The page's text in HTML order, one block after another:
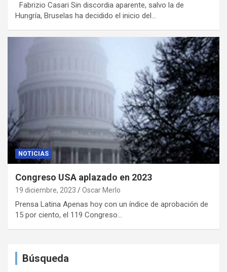
Fabrizio Casari Sin discordia aparente, salvo la de
Hungría, Bruselas ha decidido el inicio del…
NOTICIAS
Congreso USA aplazado en 2023
19 diciembre, 2023 Oscar Merlo
Prensa Latina Apenas hoy con un índice de aprobación de
15 por ciento, el 119 Congreso…
Búsqueda